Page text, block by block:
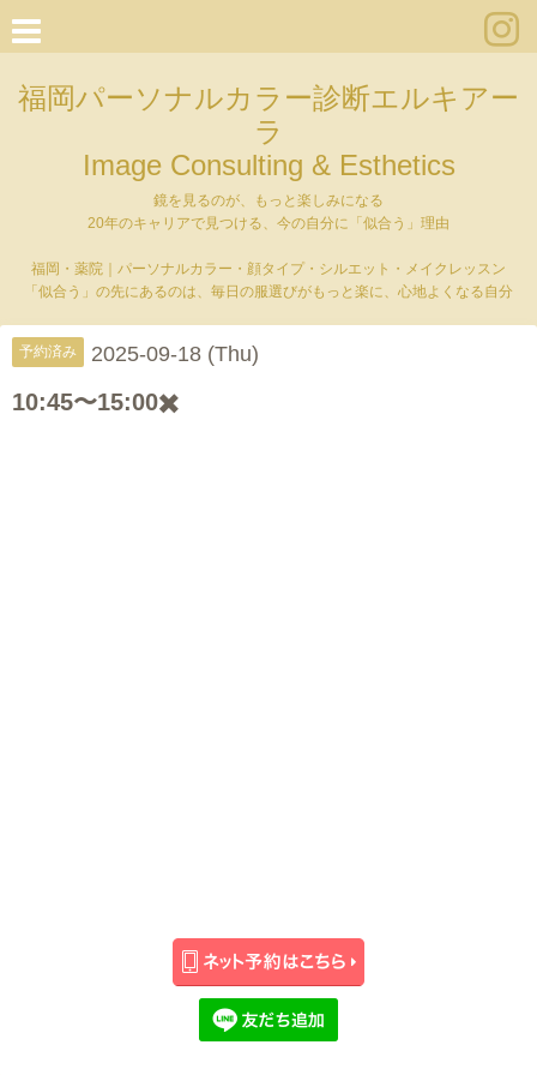
福岡パーソナルカラー診断エルキアー
ラ
Image Consulting & Esthetics
鏡を見るのが、もっと楽しみになる
20年のキャリアで見つける、今の自分に「似合う」理由
福岡・薬院｜パーソナルカラー・顔タイプ・シルエット・メイクレッスン
「似合う」の先にあるのは、毎日の服選びがもっと楽に、心地よくなる自分
予約済み 2025-09-18 (Thu)
10:45〜15:00✖️